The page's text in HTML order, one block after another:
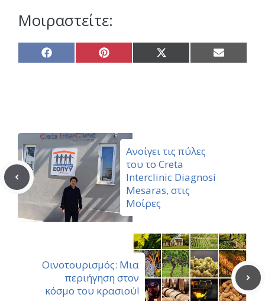
Μοιραστείτε:
Share
on
Share
on
Share
on
Share
on
Aνοίγει τις πύλες
του το Creta
Interclinic Diagnosi
Mesaras, στις
Μοίρες
Οινοτουρισμός: Μια
περιήγηση στον
κόσμο του κρασιού!